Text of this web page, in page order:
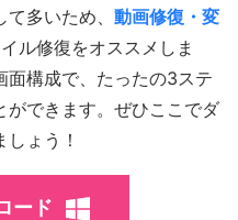
多いため、 動画修復・変
ル修復をオススメしま
面構成で、たったの3ステ
ができます。ぜひここでダ
ょう！
ード